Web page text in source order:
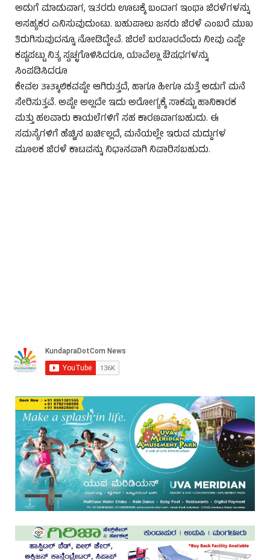
ಅಡುಗೆ ಮಾಡುವಾಗ, ಇತರರು ಊಟಕ್ಕೆ ಬಂದಾಗ ಇಂಥಾ ಜಿರಳೆಗಳನ್ನು
ಅಸಹ್ಯಕರ ಎನಿಸುವುದುಂಟು. ಬಹುಪಾಲು ಜನರು ಜಿರಳೆ ಎಂಬರೆ ಮುಖ
ತಿರುಗಿಸುವುದನ್ನೂ ನೋಡಿದ್ದೇವೆ. ಜಿರಲೆ ಬರಬಾರದೆಂದು ನೀವು ಎಷ್ಟೇ
ಕಷ್ಟಪಟ್ಟು ನಿತ್ಯ ಸ್ವಚ್ಛಗೊಳಿಸಿದರೂ, ಯಾವೆಲ್ಲಾ ಔಷಧಗಳನ್ನು
ಸಿಂಪಡಿಸಿದರೂ
ಕೇವಲ ತಾತ್ಕಾಲಿಕವಷ್ಟೇ ಆಗಿರುತ್ತದೆ, ಹಾಗೂ ಹೀಗೂ ಮತ್ತೆ ಅಡುಗೆ ಮನೆ
ಸೇರಿಸುತ್ತವೆ. ಅಷ್ಟೇ ಅಲ್ಲದೇ ಇದು ಅರೋಗ್ಯಕ್ಕೆ ಸಾಕಷ್ಟು ಹಾನಿಕಾರಕ
ಮತ್ತು ಹಲವಾರು ಕಾಯಲೆಗಳಿಗೆ ಸಹ ಕಾರಣವಾಗಬಹುದು. ಈ
ಸಮಸ್ಯೆಗಳಿಗೆ ಹೆಚ್ಚಿನ ಖರ್ಚಿಲ್ಲದೆ, ಮನೆಯಲ್ಲೇ ಇರುವ ಮದ್ದುಗಳ
ಮೂಲಕ ಜಿರಳೆ ಕಾಟವನ್ನು ನಿಧಾನವಾಗಿ ನಿವಾರಿಸಬಹುದು.